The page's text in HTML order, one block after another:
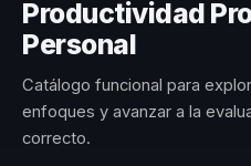
Productividad
Personal
Catálogo funcional para
enfoques y avanzar a la
correcto.